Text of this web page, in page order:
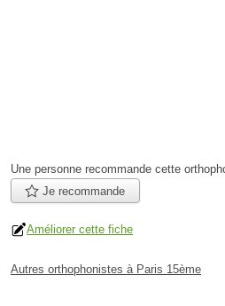
Une personne recommande cette
Je recommande
Améliorer cette fiche
Autres orthophonistes à Paris 15ème